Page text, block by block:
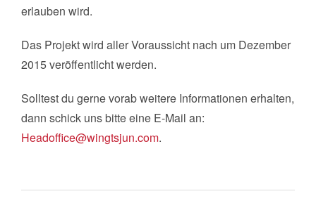
erlauben wird.
Das Projekt wird aller Voraussicht nach um Dezember
2015 veröffentlicht werden.
Solltest du gerne vorab weitere Informationen erhalten,
dann schick uns bitte eine E-Mail an:
Headoffice@wingtsjun.com.